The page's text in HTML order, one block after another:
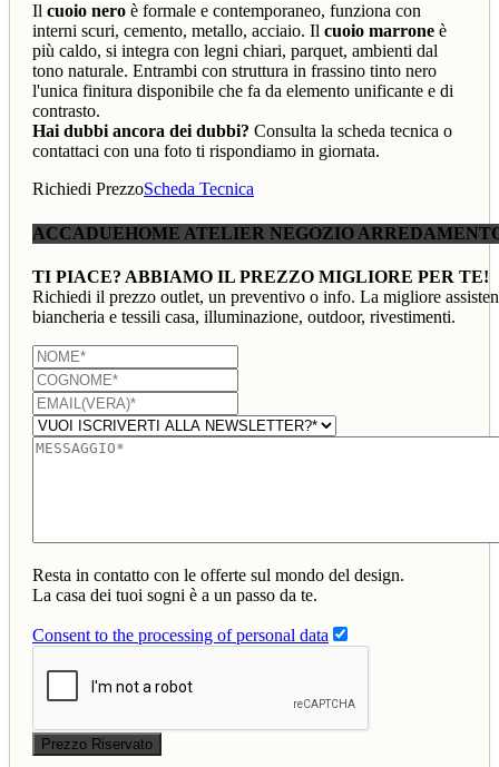
Il cuoio nero è formale e contemporaneo, funziona con
interni scuri, cemento, metallo, acciaio. Il cuoio marrone è
più caldo, si integra con legni chiari, parquet, ambienti dal
tono naturale. Entrambi con struttura in frassino tinto nero
l'unica finitura disponibile che fa da elemento unificante e di
contrasto.
Hai dubbi ancora dei dubbi? Consulta la scheda tecnica o
contattaci con una foto ti rispondiamo in giornata.
Richiedi PrezzoScheda Tecnica
ACCADUEHOME ATELIER NEGOZIO
TI PIACE? ABBIAMO IL PREZZO MIGLIORE PER TE!
Richiedi il prezzo outlet, un preventivo o info. La migliore
biancheria e tessili casa, illuminazione, outdoor, rivestimenti.
Resta in contatto con le offerte sul mondo del design.
La casa dei tuoi sogni è a un passo da te.
Consent to the processing of personal data
Prezzo Riservato